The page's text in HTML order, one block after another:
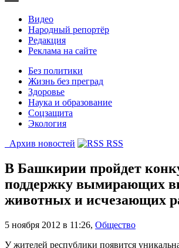
Видео
Народный репортёр
Редакция
Реклама на сайте
Без политики
Жизнь без преград
Здоровье
Наука и образование
Соцзащита
Экология
Архив новостей
RSS
В Башкирии пройдет
поддержку вымирающих
животных и исчезающих
5 ноября 2012 в 11:26, Общество
У жителей республики появится